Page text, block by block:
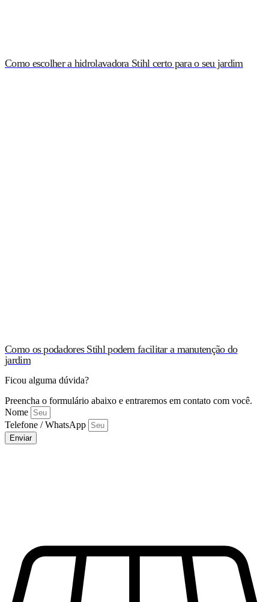
Como escolher a hidrolavadora Stihl certo para o seu jardim
Como os podadores Stihl podem facilitar a manutenção do
jardim
Ficou alguma dúvida?
Preencha o formulário abaixo e entraremos em contato com você.
Nome
Telefone / WhatsApp
Enviar